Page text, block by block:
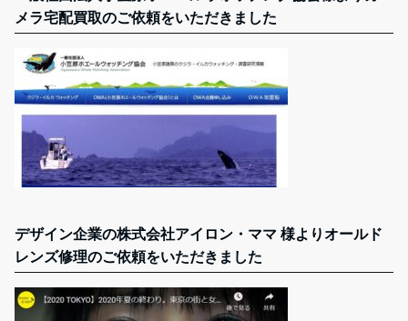
メラ宅配買取のご依頼をいただきました
デザイン企業の株式会社アイロン・ママ 様よりオールド
レンズ修理のご依頼をいただきました